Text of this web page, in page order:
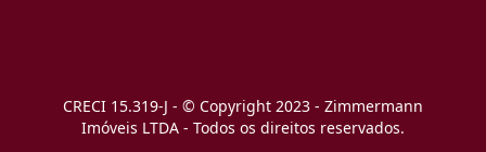
CRECI 15.319-J - © Copyright 2023 - Zimmermann
Imóveis LTDA - Todos os direitos reservados.